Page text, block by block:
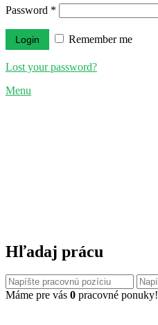
Password *
Remember me
Lost your password?
Menu
Hľadaj prácu
Máme pre vás 0 pracovné ponuky!